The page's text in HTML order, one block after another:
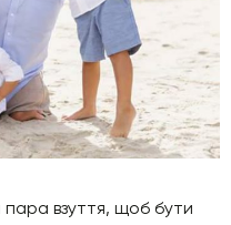
взуття, щоб бути